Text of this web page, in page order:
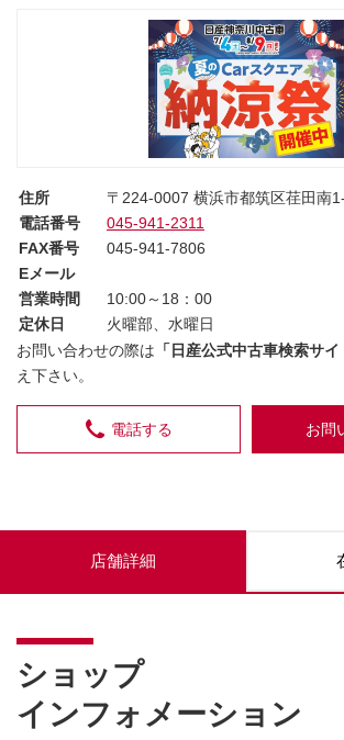
住所
〒224-0007 横浜市都筑区荏田南
電話番号
045-941-2311
FAX番号
045-941-7806
Eメール
営業時間
10:00～18：00
定休日
火曜部、水曜日
お問い合わせの際は 「日産公式中古車検索サイ
え下さい。
電話する お問
店舗詳細
ショップ
インフォメーション